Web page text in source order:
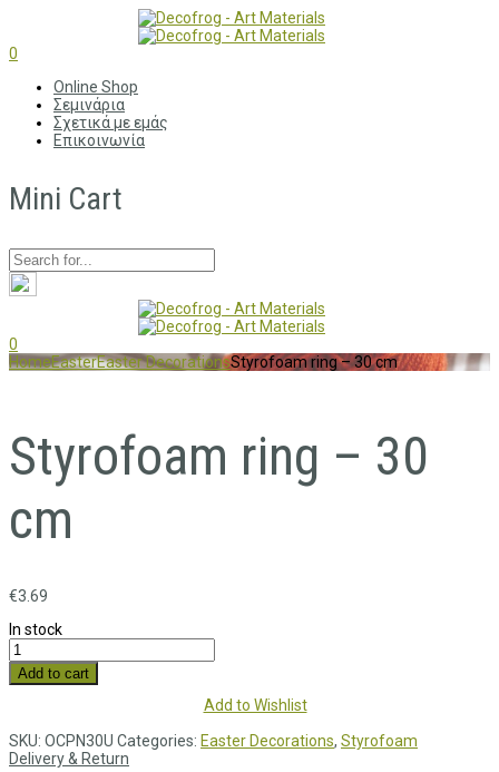
0
Online Shop
Σεμινάρια
Σχετικά με εμάς
Επικοινωνία
Mini Cart
0
HomeEasterEaster DecorationsStyrofoam ring – 30 cm
Styrofoam ring – 30
cm
€3.69
In stock
Add to cart
Add to Wishlist
SKU: OCPN30U Categories: Easter Decorations, Styrofoam
Delivery & Return